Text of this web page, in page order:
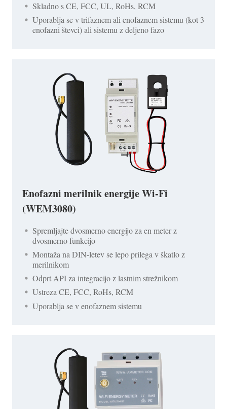
Skladno s CE, FCC, UL, RoHs, RCM
Uporablja se v trifaznem ali enofaznem sistemu (kot 3
enofazni števci) ali sistemu z deljeno fazo
Enofazni merilnik energije Wi-Fi
(WEM3080)
Spremljajte dvosmerno energijo za en meter z
dvosmerno funkcijo
Montaža na DIN-letev se lepo prilega v škatlo z
merilnikom
Odprt API za integracijo z lastnim strežnikom
Ustreza CE, FCC, RoHs, RCM
Uporablja se v enofaznem sistemu